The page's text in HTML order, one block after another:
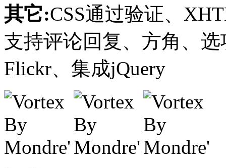
其它:CSS通过验证、
支持评论回复、方角、选
Flickr、集成jQuery